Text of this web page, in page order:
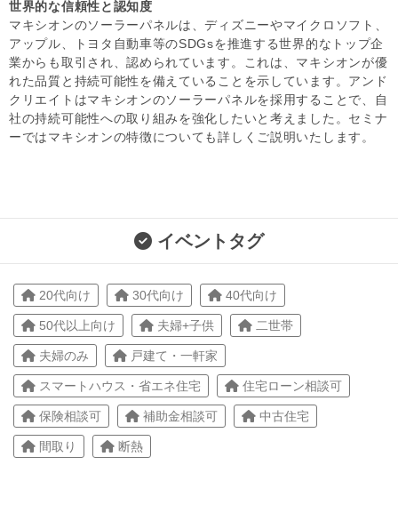
世界的な信頼性と認知度
マキシオンのソーラーパネルは、ディズニーやマイクロソフト、
アップル、トヨタ自動車等のSDGsを推進する世界的なトップ企
業からも取引され、認められています。これは、マキシオンが優
れた品質と持続可能性を備えていることを示しています。アンド
クリエイトはマキシオンのソーラーパネルを採用することで、自
社の持続可能性への取り組みを強化したいと考えました。セミナ
ーではマキシオンの特徴についても詳しくご説明いたします。
イベントタグ
20代向け 30代向け 40代向け
50代以上向け 夫婦+子供 二世帯
夫婦のみ 戸建て・一軒家
スマートハウス・省エネ住宅 住宅ローン相談可
保険相談可 補助金相談可 中古住宅
間取り 断熱